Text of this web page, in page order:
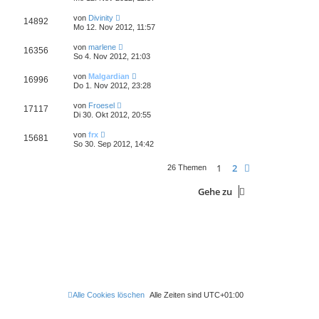
14892 von Divinity
Mo 12. Nov 2012, 11:57
16356 von marlene
So 4. Nov 2012, 21:03
16996 von Malgardian
Do 1. Nov 2012, 23:28
17117 von Froesel
Di 30. Okt 2012, 20:55
15681 von frx
So 30. Sep 2012, 14:42
26 Themen 1 2
Gehe zu
Alle Zeiten sind UTC+01:00
Alle Cookies löschen